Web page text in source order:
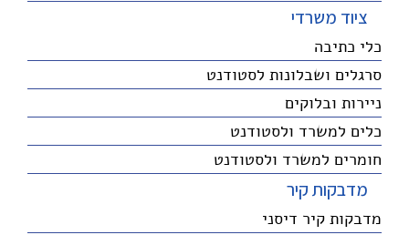
ציוד משרדי
כלי כתיבה
סרגלים ושבלונות לסטודנט
ניירות ובלוקים
כלים למשרד ולסטודנט
חומרים למשרד ולסטודנט
מדבקות קיר
מדבקות קיר דיסני